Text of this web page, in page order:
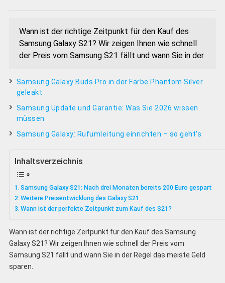
Wann ist der richtige Zeitpunkt für den Kauf des
Samsung Galaxy S21? Wir zeigen Ihnen wie schnell
der Preis vom Samsung S21 fällt und wann Sie in der
Samsung Galaxy Buds Pro in der Farbe Phantom Silver
geleakt
Samsung Update und Garantie: Was Sie 2026 wissen
müssen
Samsung Galaxy: Rufumleitung einrichten – so geht’s
Inhaltsverzeichnis
Samsung Galaxy S21: Nach drei Monaten bereits 200 Euro gespart
Weitere Preisentwicklung des Galaxy S21
Wann ist der perfekte Zeitpunkt zum Kauf des S21?
Wann ist der richtige Zeitpunkt für den Kauf des Samsung
Galaxy S21? Wir zeigen Ihnen wie schnell der Preis vom
Samsung S21 fällt und wann Sie in der Regel das meiste Geld
sparen.